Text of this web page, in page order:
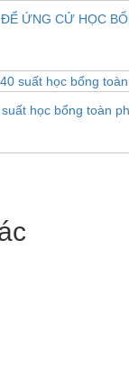
ỨNG CỬ HỌC
học bổng toàn